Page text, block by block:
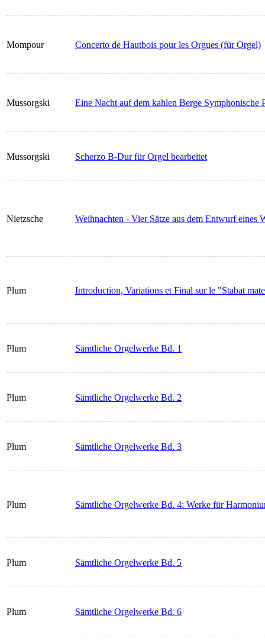
Mompour Concerto de Hautbois pour les Orgues (für Orgel)
Mussorgski Eine Nacht auf dem kahlen Berge Symphonische
Mussorgski Scherzo B-Dur für Orgel bearbeitet
Nietzsche Weihnachten - Vier Sätze aus dem Entwurf eines
Plum Introduction, Variations et Final sur le "Stabat
Plum Sämtliche Orgelwerke Bd. 1
Plum Sämtliche Orgelwerke Bd. 2
Plum Sämtliche Orgelwerke Bd. 3
Plum Sämtliche Orgelwerke Bd. 4: Werke für
Plum Sämtliche Orgelwerke Bd. 5
Plum Sämtliche Orgelwerke Bd. 6